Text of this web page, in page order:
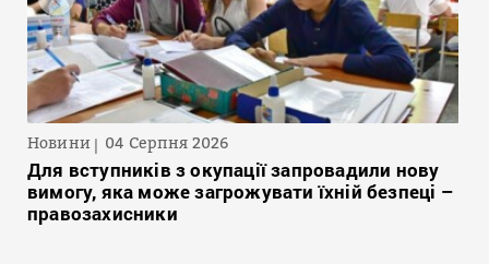
Новини 04 Серпня 2026
Для вступників з окупації запровадили нову
вимогу, яка може загрожувати їхній безпеці –
правозахисники